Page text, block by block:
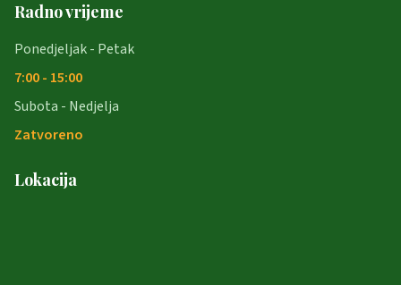
Radno vrijeme
Ponedjeljak - Petak
7:00 - 15:00
Subota - Nedjelja
Zatvoreno
Lokacija